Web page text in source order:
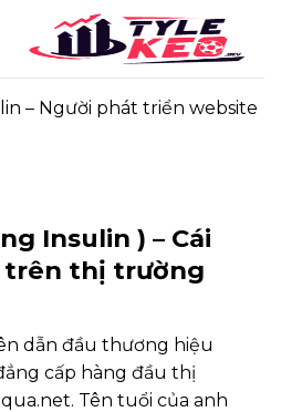
– Người phát triển website
Insulin ) – Cái
trên thị trường
dẫn đầu thương hiệu
cấp hàng đầu thị
Tên tuổi của anh